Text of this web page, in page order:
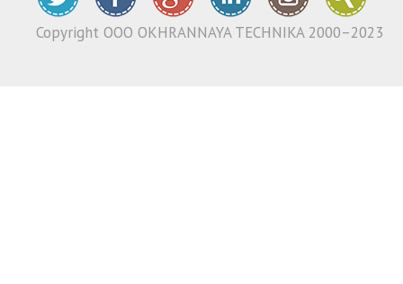
Copyright ООО OKHRANNAYA TECHNIKA 2000–2023